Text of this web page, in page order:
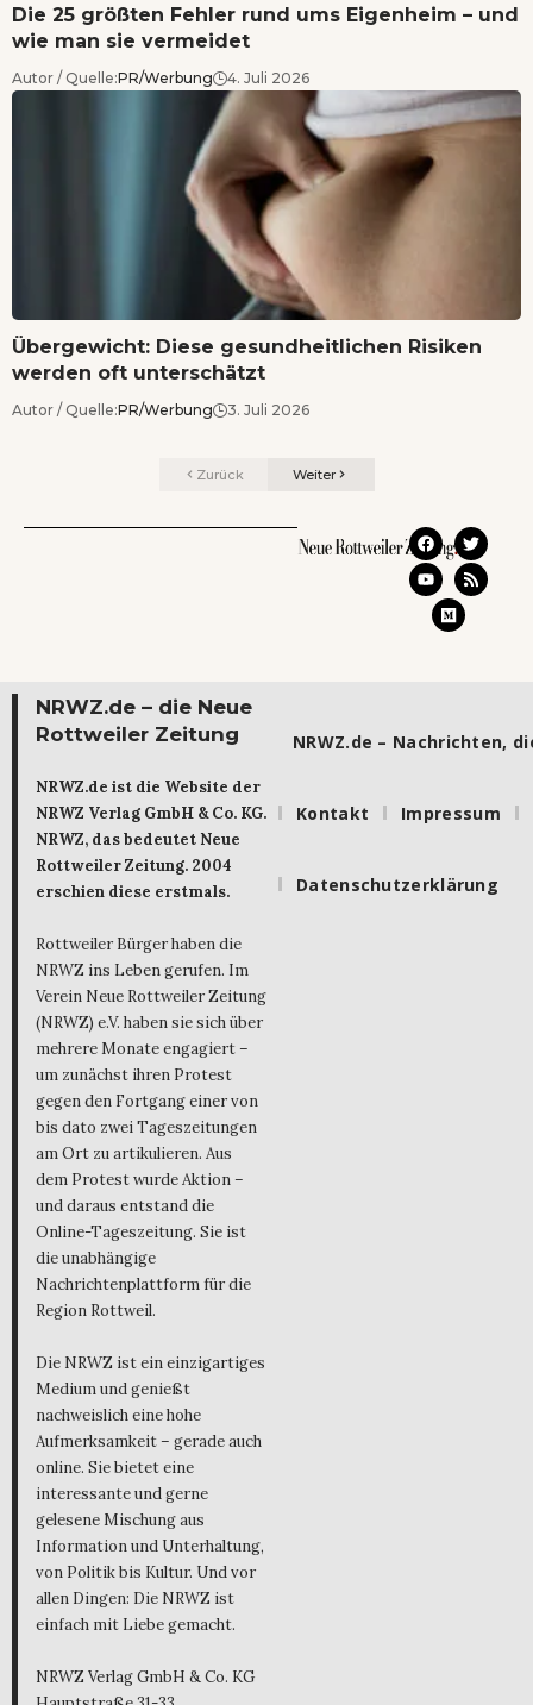
Die 25 größten Fehler rund ums Eigenheim – und
wie man sie vermeidet
Autor / Quelle:PR/Werbung 4. Juli 2026
Übergewicht: Diese gesundheitlichen Risiken
werden oft unterschätzt
Autor / Quelle:PR/Werbung 3. Juli 2026
Zurück Weiter
NRWZ.de – die Neue
Rottweiler Zeitung
NRWZ.de ist die Website der
NRWZ Verlag GmbH & Co. KG.
NRWZ, das bedeutet Neue
Rottweiler Zeitung. 2004
erschien diese erstmals.
Rottweiler Bürger haben die
NRWZ ins Leben gerufen. Im
Verein Neue Rottweiler Zeitung
(NRWZ) e.V. haben sie sich über
mehrere Monate engagiert –
um zunächst ihren Protest
gegen den Fortgang einer von
bis dato zwei Tageszeitungen
am Ort zu artikulieren. Aus
dem Protest wurde Aktion –
und daraus entstand die
Online-Tageszeitung. Sie ist
die unabhängige
Nachrichtenplattform für die
Region Rottweil.
Die NRWZ ist ein einzigartiges
Medium und genießt
nachweislich eine hohe
Aufmerksamkeit – gerade auch
online. Sie bietet eine
interessante und gerne
gelesene Mischung aus
Information und Unterhaltung,
von Politik bis Kultur. Und vor
allen Dingen: Die NRWZ ist
einfach mit Liebe gemacht.
NRWZ Verlag GmbH & Co. KG
NRWZ.de – Nachrichten,
Kontakt Impressum
Datenschutzerklärung